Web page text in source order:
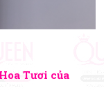
Tươi của